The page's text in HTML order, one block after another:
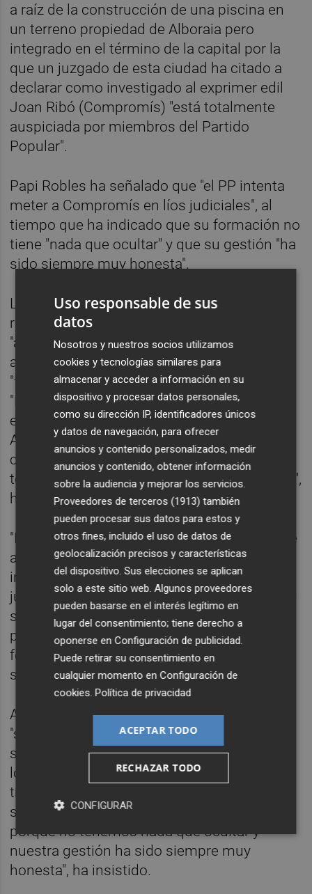
a raíz de la construcción de una piscina en
un terreno propiedad de Alboraia pero
integrado en el término de la capital por la
que un juzgado de esta ciudad ha citado a
declarar como investigado al exprimer edil
Joan Ribó (Compromís) "está totalmente
auspiciada por miembros del Partido
Popular".
Papi Robles ha señalado que "el PP intenta
meter a Compromís en líos judiciales", al
tiempo que ha indicado que su formación no
tiene "nada que ocultar" y que su gestión "ha
sido siempre muy honesta".
La representante de Compromís ha
resaltado que la citación a Ribó se conozca
"ahora de golpe, curiosamente" cuando la
actual alcaldesa,María José Catalá
"tiene un lío increíble" en el consistorio.
"Llevamos dos semanas viendo como tiene
espías y a la mafia instaurada en el
Ayuntamiento. Y ahora de golpe sale,
curiosamente, esta imputación a Ribó,
totalmente auspiciada por miembros del PP",
ha dicho.
"Está clarísimo que el Partido Popular vuelve
a hacer la única cosa que sabe hacer:
intentar meter a Compromís en líos
judiciales para contarle a todo el mundo que
somos todos iguales", ha añadido la
portavoz, que ha subrayado que su
formación colaborará "con la justicia, como
siempre ha hecho".
Asimismo, Robles se ha mostrado
"segurísima" de que Compromís "volverá a
salir con cero condenas". "El Partido Popular
lo que quiere es acosar a Compromís en los
tribunales y la realidad es que nosotros
siempre salimos con la cabeza muy alta
porque no tenemos nada que ocultar y
nuestra gestión ha sido siempre muy
honesta", ha insistido.
Uso responsable de sus
datos
Nosotros y nuestros socios utilizamos
cookies y tecnologías similares para
almacenar y acceder a información en su
dispositivo y procesar datos personales,
como su dirección IP, identificadores únicos
y datos de navegación, para ofrecer
anuncios y contenido personalizados, medir
anuncios y contenido, obtener información
sobre la audiencia y mejorar los servicios.
Proveedores de terceros (1913) también
pueden procesar sus datos para estos y
otros fines, incluido el uso de datos de
geolocalización precisos y características
del dispositivo. Sus elecciones se aplican
solo a este sitio web. Algunos proveedores
pueden basarse en el interés legítimo en
lugar del consentimiento; tiene derecho a
oponerse enConfiguración de publicidad.
Puede retirar su consentimiento en
cualquier momento enConfiguración de
cookies.Política de privacidad
ACEPTAR TODO
RECHAZAR TODO
CONFIGURAR